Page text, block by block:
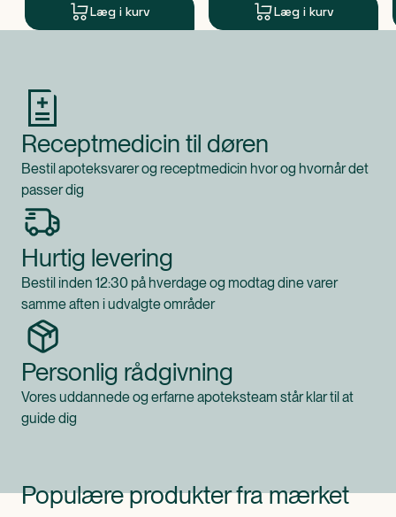
Læg i kurv Læg i kurv
Receptmedicin til døren
Bestil apoteksvarer og receptmedicin hvor og hvornår det
passer dig
Hurtig levering
Bestil inden 12:30 på hverdage og modtag dine varer
samme aften i udvalgte områder
Personlig rådgivning
Vores uddannede og erfarne apoteksteam står klar til at
guide dig
Populære produkter fra mærket